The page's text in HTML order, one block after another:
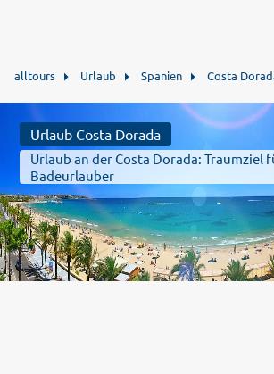
alltours Urlaub Spanien Costa
Urlaub Costa Dorada
Urlaub an der Costa Dorada: Traumziel
Badeurlauber